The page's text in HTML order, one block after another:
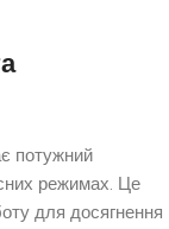
потужний
режимах. Це
для досягнення